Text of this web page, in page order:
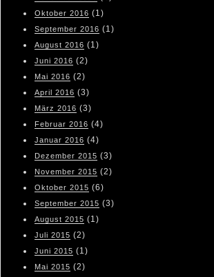
Oktober 2016 (1)
September 2016 (1)
August 2016 (1)
Juni 2016 (2)
Mai 2016 (2)
April 2016 (3)
März 2016 (3)
Februar 2016 (4)
Januar 2016 (4)
Dezember 2015 (3)
November 2015 (2)
Oktober 2015 (6)
September 2015 (3)
August 2015 (1)
Juli 2015 (2)
Juni 2015 (1)
Mai 2015 (2)